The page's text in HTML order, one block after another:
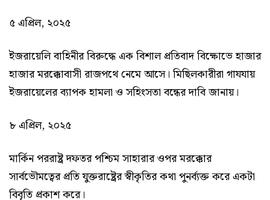
৫ এপ্রিল, ২০২৫
ইজরায়েলি বাহিনীর বিরুদ্ধে এক বিশাল প্রতিবাদ বিক্ষোভে হাজার
হাজার মরক্কোবাসী রাজপথে নেমে আসে। মিছিলকারীরা গাযযায়
ইজরায়েলের ব্যাপক হামলা ও সহিংসতা বন্ধের দাবি জানায়।
৮ এপ্রিল, ২০২৫
মার্কিন পররাষ্ট্র দফতর পশ্চিম সাহারার ওপর মরক্কোর
সার্বভৌমত্বের প্রতি যুক্তরাষ্ট্রের স্বীকৃতির কথা পুনর্ব্যক্ত করে একটা
বিবৃতি প্রকাশ করে।